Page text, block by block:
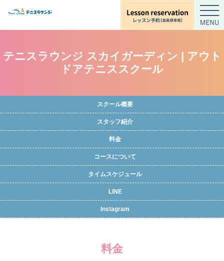
テニスラウンジ スカイガーディン | アウト
ドアテニススクール
スクール概要
スタッフ紹介
料金
コースについて
タイムスケジュール
LINE
Instagram
料金